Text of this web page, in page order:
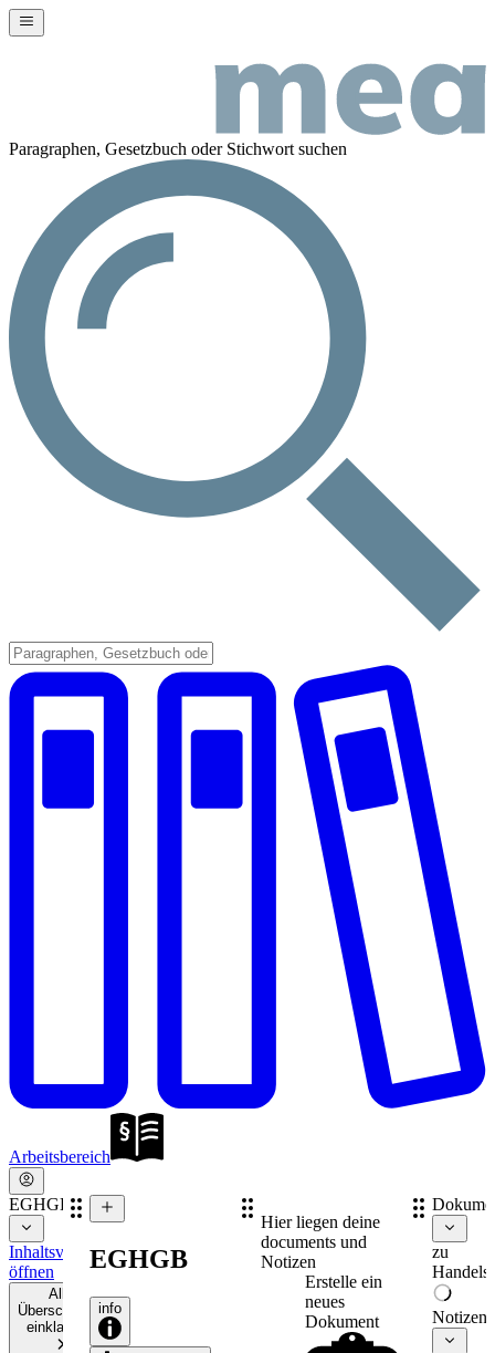
Paragraphen, Gesetzbuch oder Stichwort suchen
Arbeitsbereich
EGHGB
Inhaltsverzeichnis
öffnen
Alle
Überschriften
einklappen
EGHGB
info
Hier liegen deine
documents und
Notizen
Erstelle ein
neues
Dokument
zu
Notizen